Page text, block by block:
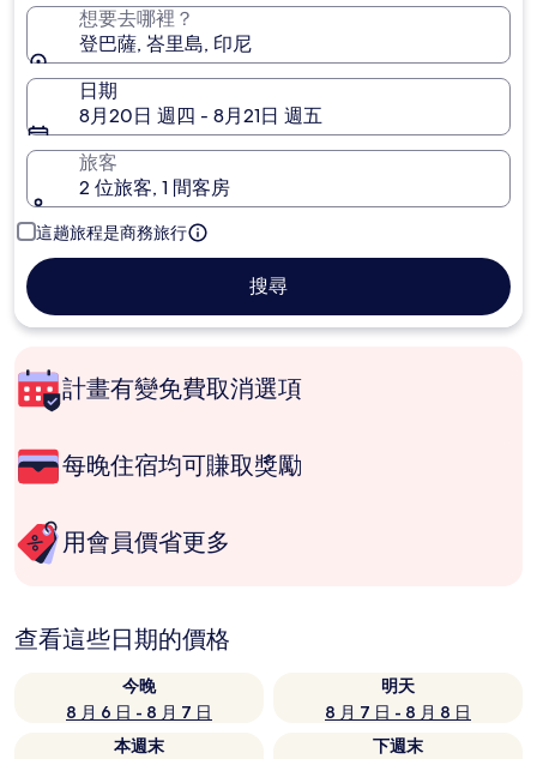
想要去哪裡？
登巴薩, 峇里島, 印尼
日期
8月20日 週四 - 8月21日 週五
旅客
2 位旅客, 1 間客房
這趟旅程是商務旅行
搜尋
計畫有變免費取消選項
每晚住宿均可賺取獎勵
用會員價省更多
查看這些日期的價格
今晚
8 月 6 日 - 8 月 7 日
明天
8 月 7 日 - 8 月 8 日
本週末
下週末